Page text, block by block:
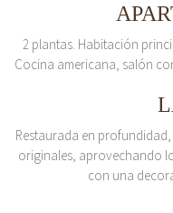
2 plantas. Habitación
Cocina americana, salón
Restaurada en
originales, aprovechando
con una